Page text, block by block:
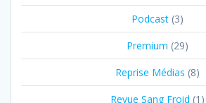
Podcast (3)
Premium (29)
Reprise Médias (8)
Revue Sang Froid (1)